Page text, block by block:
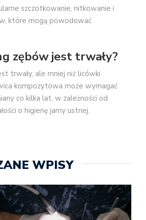
szczotkowanie, nitkowanie i
które mogą powodować
zębów jest trwały?
trwały, ale mniej niż licówki
kompozytowa może wymagać
co kilka lat, w zależności od
o higienę jamy ustnej.
WPISY